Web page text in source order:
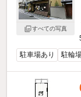
すべての写真
駐車場あり
駐輪